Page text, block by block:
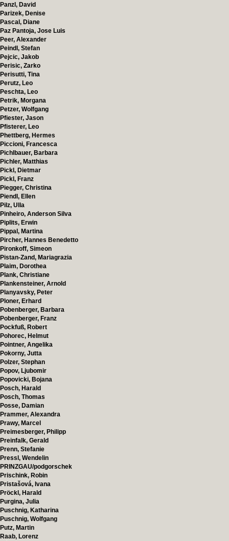
Panzl, David
Parizek, Denise
Pascal, Diane
Paz Pantoja, Jose Luis
Peer, Alexander
Peindl, Stefan
Pejcic, Jakob
Perisic, Zarko
Perisutti, Tina
Perutz, Leo
Peschta, Leo
Petrik, Morgana
Petzer, Wolfgang
Pfiester, Jason
Pfisterer, Leo
Phettberg, Hermes
Piccioni, Francesca
Pichlbauer, Barbara
Pichler, Matthias
Pickl, Dietmar
Pickl, Franz
Piegger, Christina
Piendl, Ellen
Pilz, Ulla
Pinheiro, Anderson Silva
Piplits, Erwin
Pippal, Martina
Pircher, Hannes Benedetto
Pironkoff, Simeon
Pistan-Zand, Mariagrazia
Plaim, Dorothea
Plank, Christiane
Plankensteiner, Arnold
Planyavsky, Peter
Ploner, Erhard
Pobenberger, Barbara
Pobenberger, Franz
Pockfuß, Robert
Pohorec, Helmut
Pointner, Angelika
Pokorny, Jutta
Polzer, Stephan
Popov, Ljubomir
Popovicki, Bojana
Posch, Harald
Posch, Thomas
Posse, Damian
Prammer, Alexandra
Prawy, Marcel
Preimesberger, Philipp
Preinfalk, Gerald
Prenn, Stefanie
Pressl, Wendelin
PRINZGAU/podgorschek
Prischink, Robin
Pristašová, Ivana
Pröckl, Harald
Purgina, Julia
Puschnig, Katharina
Puschnig, Wolfgang
Putz, Martin
Raab, Lorenz